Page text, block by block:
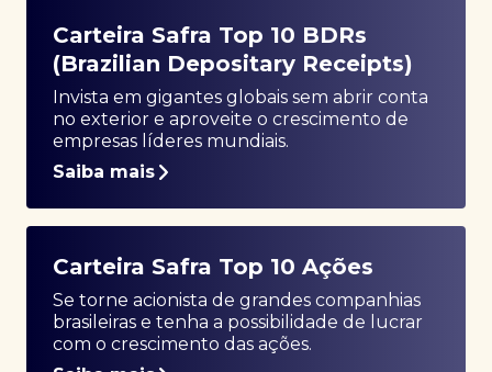
Carteira Safra Top 10 BDRs
(Brazilian Depositary Receipts)
Invista em gigantes globais sem abrir conta
no exterior e aproveite o crescimento de
empresas líderes mundiais.
Saiba mais
Carteira Safra Top 10 Ações
Se torne acionista de grandes companhias
brasileiras e tenha a possibilidade de lucrar
com o crescimento das ações.